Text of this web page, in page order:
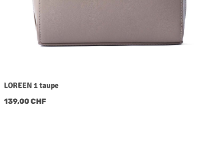
LOREEN 1 taupe
Regulärer Preis:
139,00 CHF